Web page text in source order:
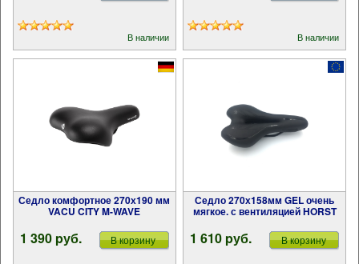
В наличии В наличии
Седло комфортное 270х190 мм
VACU CITY M-WAVE
1 390 pуб. В корзину
Седло 270х158мм GEL очень
мягкое. с вентиляцией HORST
1 610 pуб. В корзину